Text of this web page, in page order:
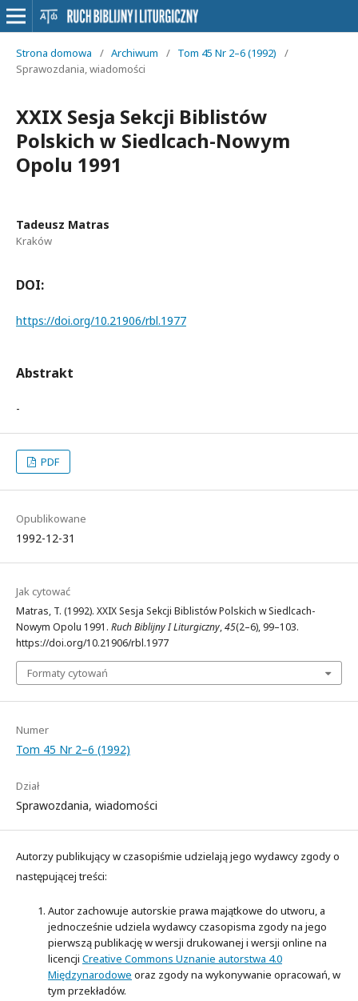
Strona domowa / Archiwum / Tom 45 Nr 2–6 (1992)
/
Sprawozdania, wiadomości
XXIX Sesja Sekcji Biblistów
Polskich w Siedlcach-Nowym
Opolu 1991
Tadeusz Matras
Kraków
DOI:
https://doi.org/10.21906/rbl.1977
Abstrakt
-
PDF
Opublikowane
1992-12-31
Jak cytować
Matras, T. (1992). XXIX Sesja Sekcji Biblistów Polskich w Siedlcach-
Nowym Opolu 1991. Ruch Biblijny I Liturgiczny,45(2–6), 99–103.
https://doi.org/10.21906/rbl.1977
Formaty cytowań
Numer
Tom 45 Nr 2–6 (1992)
Dział
Sprawozdania, wiadomości
Autorzy publikujący w czasopiśmie udzielają jego wydawcy zgody o
następującej treści:
Autor zachowuje autorskie prawa majątkowe do utworu, a
jednocześnie udziela wydawcy czasopisma zgody na jego
pierwszą publikację w wersji drukowanej i wersji online na
licencji Creative Commons Uznanie autorstwa 4.0
Międzynarodowe oraz zgody na wykonywanie opracowań, w
tym przekładów.